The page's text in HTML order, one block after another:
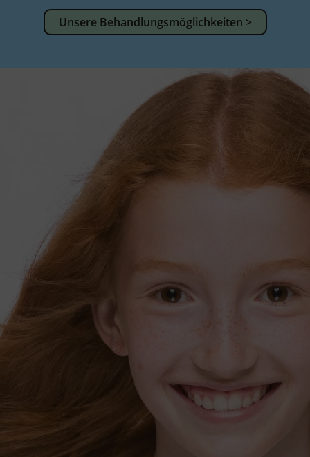
Unsere Behandlungsmöglichkeiten >